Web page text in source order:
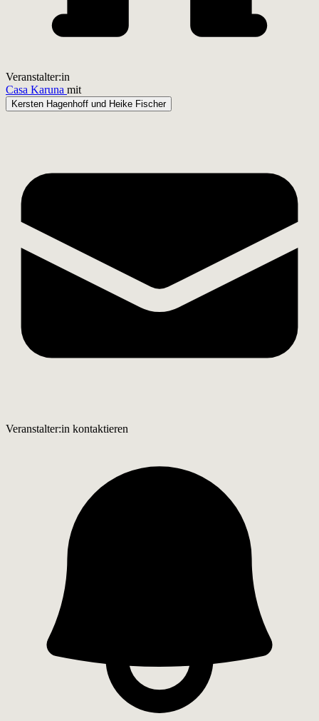
Veranstalter:in
Casa Karuna mit
Kersten Hagenhoff und Heike Fischer
Veranstalter:in kontaktieren